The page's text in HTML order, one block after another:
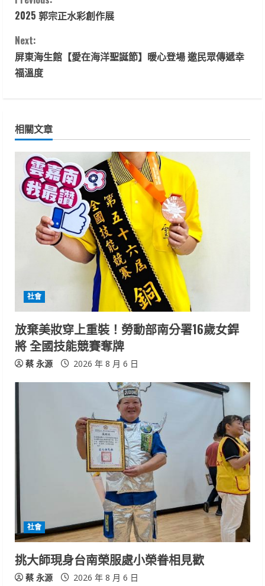
o
n
t
n
u
e
R
n
g
2025 郭宗正水彩創作展
Next:
屏東海生館【愛在海洋聖誕節】暖心登場 邀民眾傳遞幸
福溫度
相關文章
社會
放棄美妝穿上重裝！勞動部南分署16歲女銲
將 全國技能競賽奪牌
蔡 永源 2026 年 8 月 6 日
社會
挑大師現身台南榮服處小榮眷相見歡
蔡 永源 2026 年 8 月 6 日